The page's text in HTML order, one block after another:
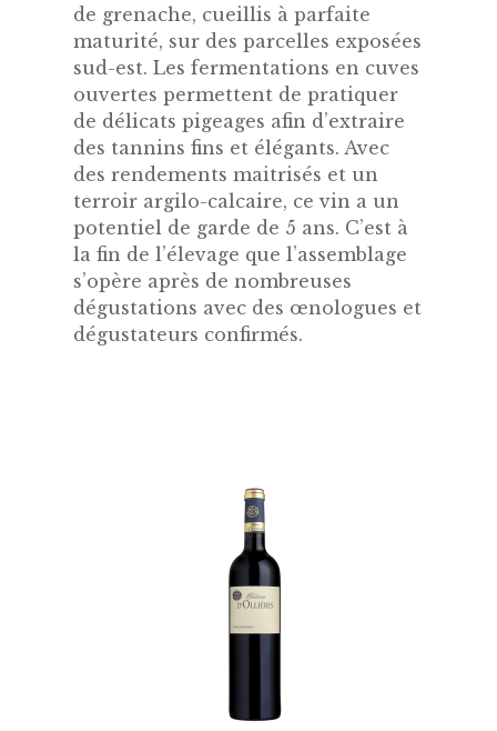
de grenache, cueillis à parfaite
maturité, sur des parcelles exposées
sud-est. Les fermentations en cuves
ouvertes permettent de pratiquer
de délicats pigeages afin d’extraire
des tannins fins et élégants. Avec
des rendements maitrisés et un
terroir argilo-calcaire, ce vin a un
potentiel de garde de 5 ans. C’est à
la fin de l’élevage que l’assemblage
s’opère après de nombreuses
dégustations avec des œnologues et
dégustateurs confirmés.